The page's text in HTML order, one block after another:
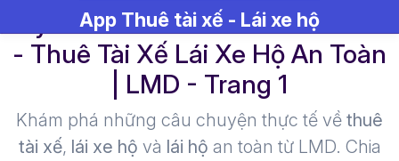
App Thuê tài xế - Lái xe hộ
- Thuê Tài Xế Lái Xe Hộ An Toàn
| LMD - Trang 1​
Khám phá những câu chuyện thực tế về thuê
tài xế, lái xe hộ và lái hộ an toàn từ LMD. Chia